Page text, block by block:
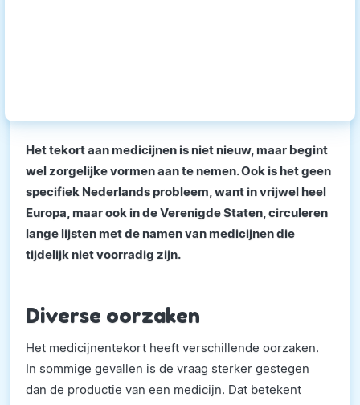
Het tekort aan medicijnen is niet nieuw, maar begint
wel zorgelijke vormen aan te nemen. Ook is het geen
specifiek Nederlands probleem, want in vrijwel heel
Europa, maar ook in de Verenigde Staten, circuleren
lange lijsten met de namen van medicijnen die
tijdelijk niet voorradig zijn.
Diverse oorzaken
Het medicijnentekort heeft verschillende oorzaken.
In sommige gevallen is de vraag sterker gestegen
dan de productie van een medicijn. Dat betekent